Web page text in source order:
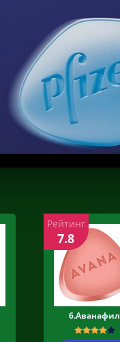
6.Аванафил
Рейтинг
7.8